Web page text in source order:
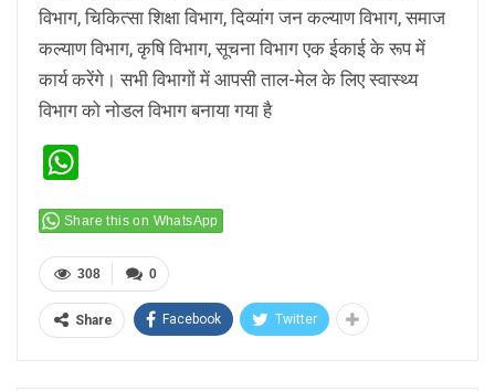
विभाग, चिकित्सा शिक्षा विभाग, दिव्यांग जन कल्याण विभाग, समाज
कल्याण विभाग, कृषि विभाग, सूचना विभाग एक ईकाई के रूप में
कार्य करेंगे। सभी विभागों में आपसी ताल-मेल के लिए स्वास्थ्य
विभाग को नोडल विभाग बनाया गया है
Share this on WhatsApp
0
308
Share Facebook Twitter